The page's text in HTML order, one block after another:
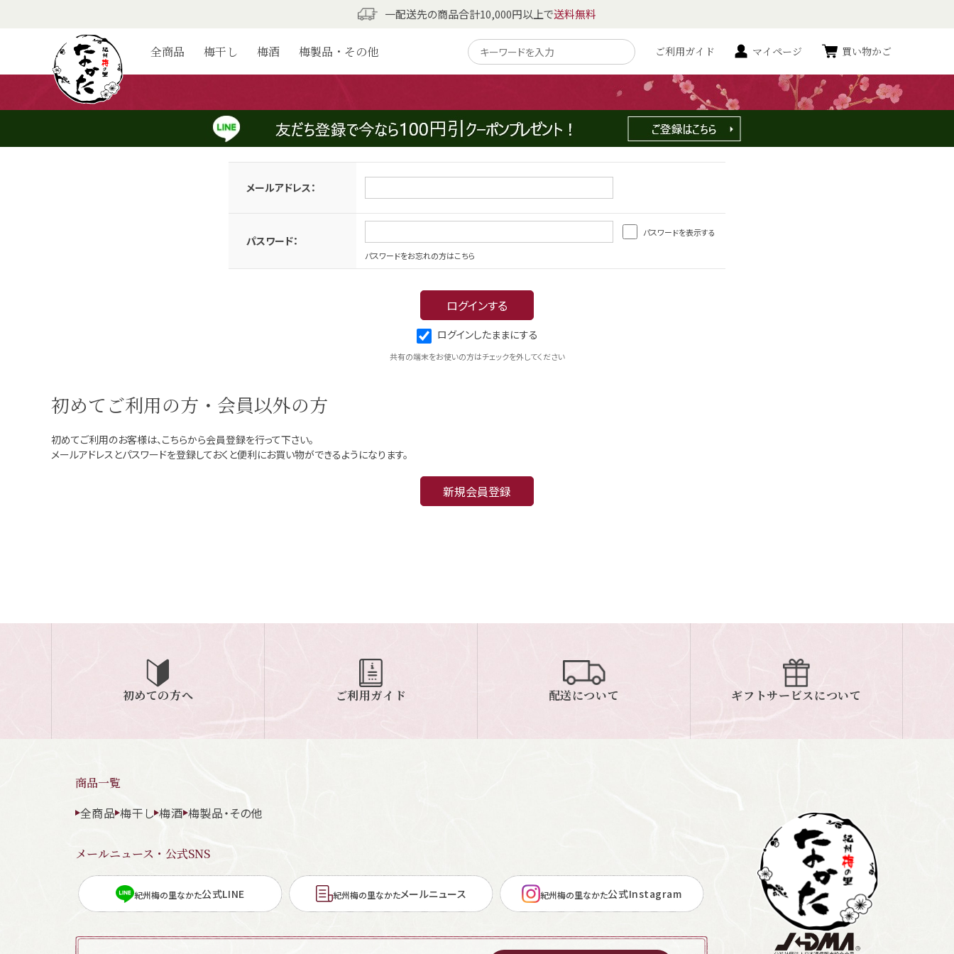
一配送先の商品合計10,000円以上で送料無料
全商品 梅干し 梅酒 梅製品・その他 ご利用ガイド マイページ 買い物かご
ログイン
会員のお客様
メールアドレスとパスワードを入力してログインしてください。
メールアドレス：
パスワード：
パスワードを表示する
パスワードをお忘れの方はこちら
ログインしたままにする
共有の端末をお使いの方はチェックを外してください
初めてご利用の方・会員以外の方
初めてご利用のお客様は、こちらから会員登録を行って下さい。
メールアドレスとパスワードを登録しておくと便利にお買い物ができるようになります。
初めての方へ ご利用ガイド 配送について ギフトサービスについて
商品一覧
全商品 梅干し 梅酒 梅製品・その他
メールニュース・公式SNS
紀州梅の里なかた公式LINE 紀州梅の里なかたメールニュース 紀州梅の里なかた公式Instagram